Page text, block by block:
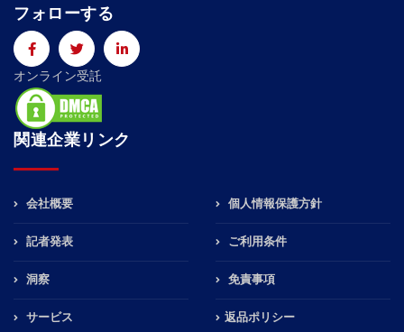
フォローする
オンライン受託
関連企業リンク
会社概要
記者発表
洞察
サービス
個人情報保護方針
ご利用条件
免責事項
返品ポリシー